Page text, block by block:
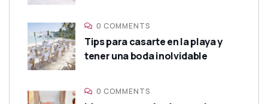
0 COMMENTS
Tips para casarte en la playa y
tener una boda inolvidable
0 COMMENTS